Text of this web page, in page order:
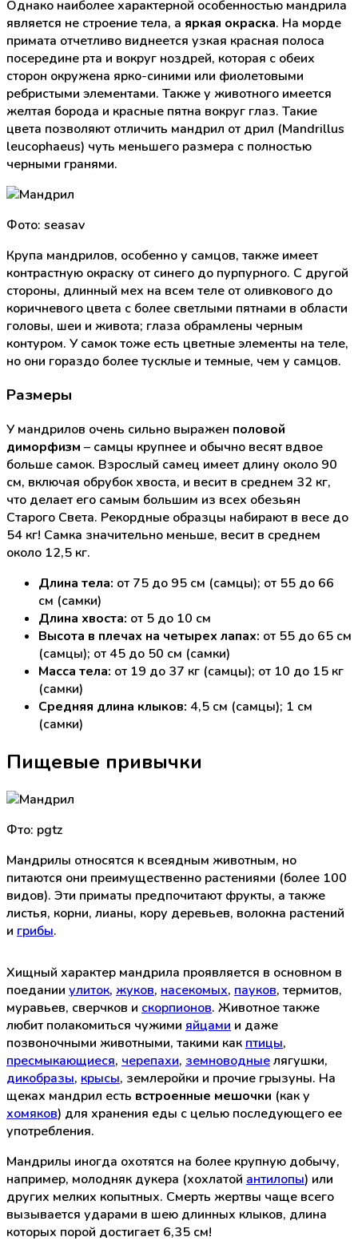
Однако наиболее характерной особенностью мандрила
является не строение тела, а яркая окраска. На морде
примата отчетливо виднеется узкая красная полоса
посередине рта и вокруг ноздрей, которая с обеих
сторон окружена ярко-синими или фиолетовыми
ребристыми элементами. Также у животного имеется
желтая борода и красные пятна вокруг глаз. Такие
цвета позволяют отличить мандрил от дрил (Mandrillus
leucophaeus) чуть меньшего размера с полностью
черными гранями.
Фото: seasav
Крупа мандрилов, особенно у самцов, также имеет
контрастную окраску от синего до пурпурного. С другой
стороны, длинный мех на всем теле от оливкового до
коричневого цвета с более светлыми пятнами в области
головы, шеи и живота; глаза обрамлены черным
контуром. У самок тоже есть цветные элементы на теле,
но они гораздо более тусклые и темные, чем у самцов.
Размеры
У мандрилов очень сильно выражен половой
диморфизм – самцы крупнее и обычно весят вдвое
больше самок. Взрослый самец имеет длину около 90
см, включая обрубок хвоста, и весит в среднем 32 кг,
что делает его самым большим из всех обезьян
Старого Света. Рекордные образцы набирают в весе до
54 кг! Самка значительно меньше, весит в среднем
около 12,5 кг.
Длина тела: от 75 до 95 см (самцы); от 55 до 66
см (самки)
Длина хвоста: от 5 до 10 см
Высота в плечах на четырех лапах: от 55 до 65 см
(самцы); от 45 до 50 см (самки)
Масса тела: от 19 до 37 кг (самцы); от 10 до 15 кг
(самки)
Средняя длина клыков: 4,5 см (самцы); 1 см
(самки)
Пищевые привычки
Фто: pgtz
Мандрилы относятся к всеядным животным, но
питаются они преимущественно растениями (более 100
видов). Эти приматы предпочитают фрукты, а также
листья, корни, лианы, кору деревьев, волокна растений
и грибы.
Хищный характер мандрила проявляется в основном в
поедании улиток, жуков, насекомых, пауков, термитов,
муравьев, сверчков и скорпионов. Животное также
любит полакомиться чужими яйцами и даже
позвоночными животными, такими как птицы,
пресмыкающиеся, черепахи, земноводныелягушки,
дикобразы, крысы, землеройки и прочие грызуны. На
щеках мандрил есть встроенные мешочки (как у
хомяков) для хранения еды с целью последующего ее
употребления.
Мандрилы иногда охотятся на более крупную добычу,
например, молодняк дукера (хохлатой антилопы) или
других мелких копытных. Смерть жертвы чаще всего
вызывается ударами в шею длинных клыков, длина
которых порой достигает 6,35 см!